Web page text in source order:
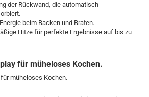
der Rückwand, die automatisch
beim Backen und Braten.
Hitze für perfekte Ergebnisse auf bis zu
für müheloses Kochen.
müheloses Kochen.